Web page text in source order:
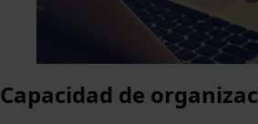
Capacidad de